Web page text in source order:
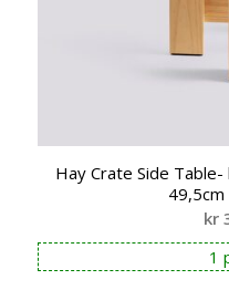
Hay Crate Side
kr
1